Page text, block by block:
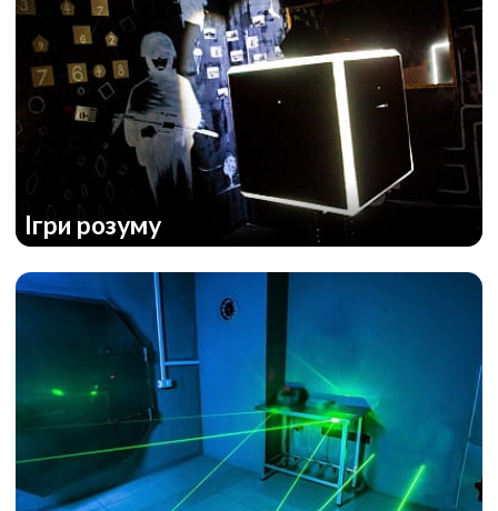
Ігри розуму